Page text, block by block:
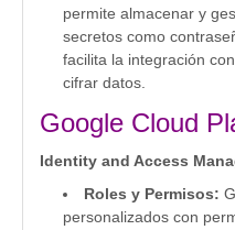
permite almacenar y
secretos como
facilita la integración
cifrar datos.
Google Cloud
Identity and Access
Roles y Permisos:
personalizados con